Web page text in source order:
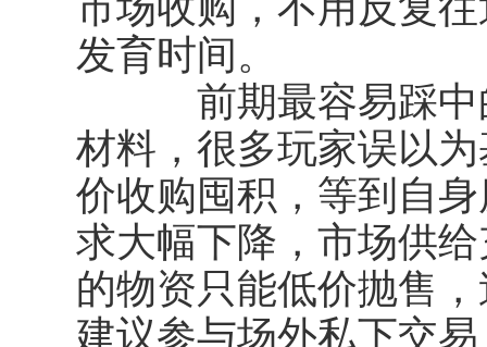
发育时间。
前期最容易踩中的
材料，很多玩家误以
价收购囤积，等到自
求大幅下降，市场供
的物资只能低价抛售
建议参与场外私下交